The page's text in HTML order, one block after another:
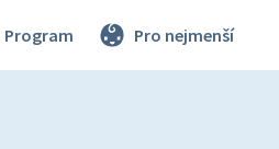
Program Pro nejmenší